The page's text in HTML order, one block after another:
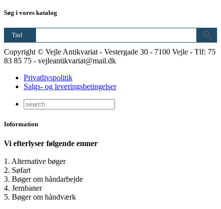
Søg i vores katalog
Titel
Copyright © Vejle Antikvariat - Vestergade 30 - 7100 Vejle - Tlf: 75
83 85 75 - vejleantikvariat@mail.dk
Privatlivspolitik
Salgs- og leveringsbetingelser
Information
Vi efterlyser følgende emner
1. Alternative bøger
2. Søfart
3. Bøger om håndarbejde
4. Jernbaner
5. Bøger om håndværk